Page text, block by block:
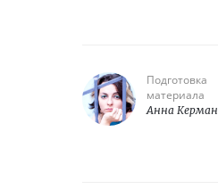
Подготовка
материала
Анна Керман